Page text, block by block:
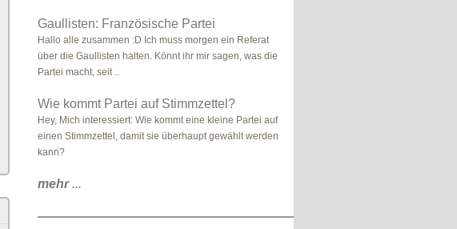
Gaullisten: Französische Partei
Hallo alle zusammen :D Ich muss morgen ein Referat
über die Gaullisten halten. Könnt ihr mir sagen, was die
Partei macht, seit ..
Wie kommt Partei auf Stimmzettel?
Hey, Mich interessiert: Wie kommt eine kleine Partei auf
einen Stimmzettel, damit sie überhaupt gewählt werden
kann?
mehr...